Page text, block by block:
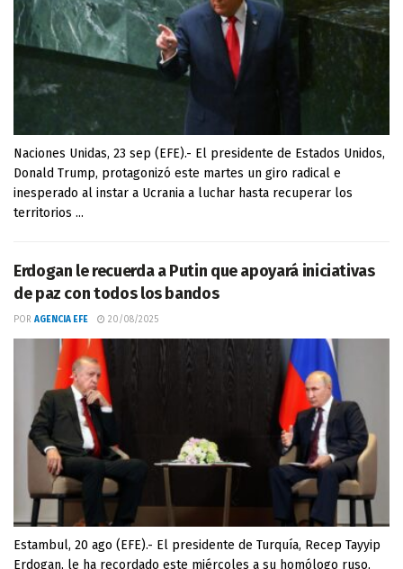
Naciones Unidas, 23 sep (EFE).- El presidente de Estados Unidos,
Donald Trump, protagonizó este martes un giro radical e
inesperado al instar a Ucrania a luchar hasta recuperar los
territorios ...
Erdogan le recuerda a Putin que apoyará iniciativas
de paz con todos los bandos
POR AGENCIA EFE 20/08/2025
Estambul, 20 ago (EFE).- El presidente de Turquía, Recep Tayyip
Erdogan, le ha recordado este miércoles a su homólogo ruso,